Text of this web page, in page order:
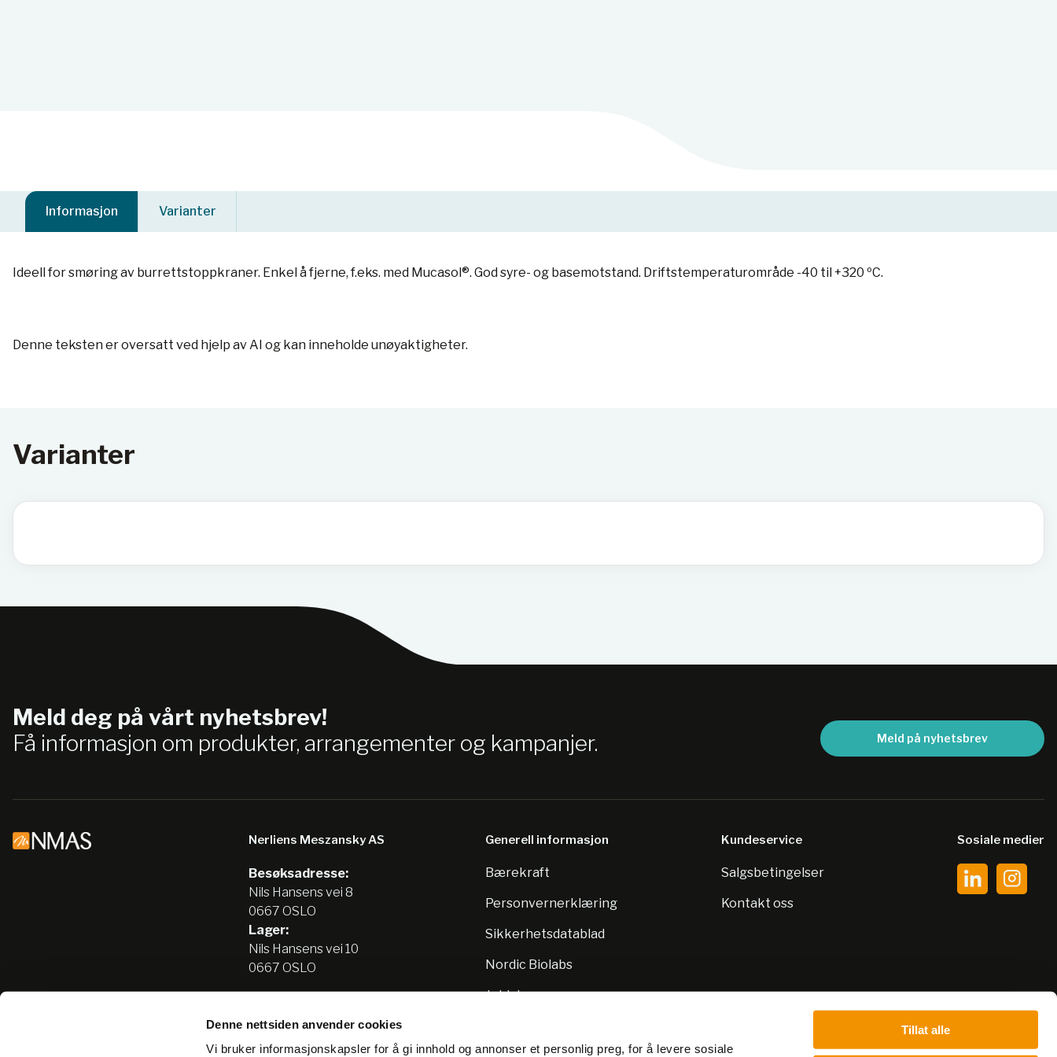
Denne nettsiden anvender cookies
Vi bruker informasjonskapsler for å gi innhold og annonser et personlig preg, for å levere sosiale
Tillat alle
Informasjon Varianter
Ideell for smøring av burrettstoppkraner. Enkel å fjerne, f.eks. med Mucasol®. God syre- og basemotstand. Driftstemperaturområde -40 til +320 ºC.
Denne teksten er oversatt ved hjelp av AI og kan inneholde unøyaktigheter.
Varianter
Meld deg på vårt nyhetsbrev!
Få informasjon om produkter, arrangementer og kampanjer.
Meld på nyhetsbrev
Nerliens Meszansky AS
Besøksadresse:
Nils Hansens vei 8
0667 OSLO
Lager:
Nils Hansens vei 10
0667 OSLO
Generell informasjon
Bærekraft
Personvernerklæring
Sikkerhetsdatablad
Nordic Biolabs
Jobb hos oss
Kundeservice
Salgsbetingelser
Kontakt oss
Sosiale medier